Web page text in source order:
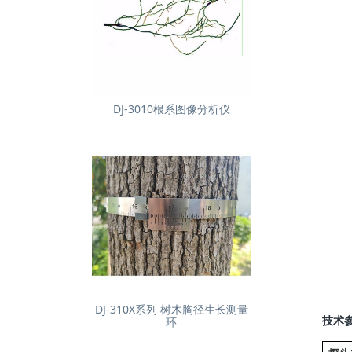
技术
DJ-3010根系图像分析仪
DJ-310X系列 树木胸径生长测量
环